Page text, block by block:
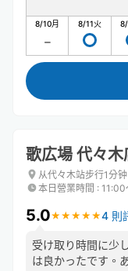
8/10月 8/11火
歌広場 代々木
从代々木站步行1分钟
本日營業時間 :
5.0★ ★ ★ ★ ★
★ ★ ★ ★ ★4 則
受け取り時間に少
は良かったです。